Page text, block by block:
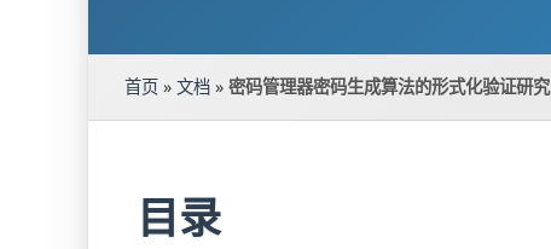
首页 » 文档 » 密码管理器密码生成算法的形式化验证研究
目录